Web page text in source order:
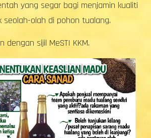
yang segar bagi menjamin kualiti
seolah-olah di pohon tualang.
dengan sijil MeSTI KKM.